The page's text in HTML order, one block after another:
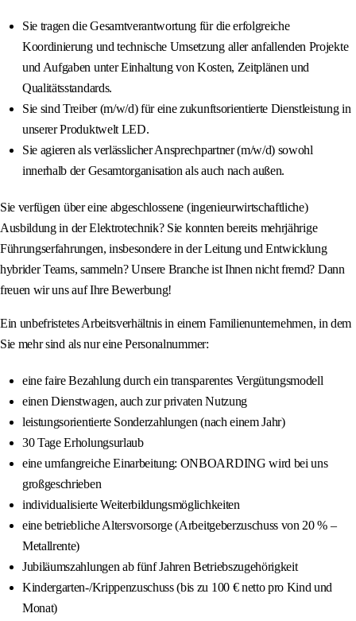
Sie tragen die Gesamtverantwortung für die erfolgreiche
Koordinierung und technische Umsetzung aller anfallenden Projekte
und Aufgaben unter Einhaltung von Kosten, Zeitplänen und
Qualitätsstandards.
Sie sind Treiber (m/w/d) für eine zukunftsorientierte Dienstleistung in
unserer Produktwelt LED.
Sie agieren als verlässlicher Ansprechpartner (m/w/d) sowohl
innerhalb der Gesamtorganisation als auch nach außen.
Sie verfügen über eine abgeschlossene (ingenieurwirtschaftliche)
Ausbildung in der Elektrotechnik? Sie konnten bereits mehrjährige
Führungserfahrungen, insbesondere in der Leitung und Entwicklung
hybrider Teams, sammeln? Unsere Branche ist Ihnen nicht fremd? Dann
freuen wir uns auf Ihre Bewerbung!
Ein unbefristetes Arbeitsverhältnis in einem Familienunternehmen, in dem
Sie mehr sind als nur eine Personalnummer:
eine faire Bezahlung durch ein transparentes Vergütungsmodell
einen Dienstwagen, auch zur privaten Nutzung
leistungsorientierte Sonderzahlungen (nach einem Jahr)
30 Tage Erholungsurlaub
eine umfangreiche Einarbeitung: ONBOARDING wird bei uns
großgeschrieben
individualisierte Weiterbildungsmöglichkeiten
eine betriebliche Altersvorsorge (Arbeitgeberzuschuss von 20 % –
Metallrente)
Jubiläumszahlungen ab fünf Jahren Betriebszugehörigkeit
Kindergarten-/Krippenzuschuss (bis zu 100 € netto pro Kind und
Monat)